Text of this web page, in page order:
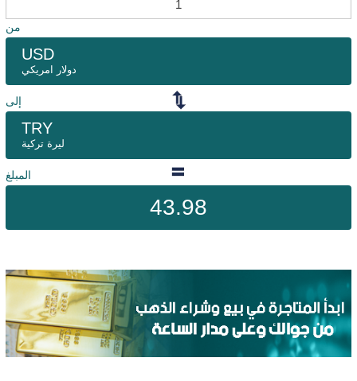
من
USD
دولار امريكي
إلى
TRY
ليرة تركية
المبلغ
43.98